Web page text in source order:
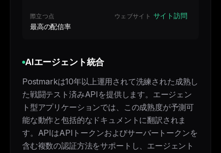
際立つ点
最高の配信率
ウェブサイト サイト訪問
AIエージェント統合
Postmarkは10年以上運用されて洗練された成熟し
た戦闘テスト済みAPIを提供します。エージェン
ト型アプリケーションでは、この成熟度が予測可
能な動作と包括的なドキュメントに翻訳されま
す。APIはAPIトークンおよびサーバートークンを
含む複数の認証方法をサポートし、エージェント